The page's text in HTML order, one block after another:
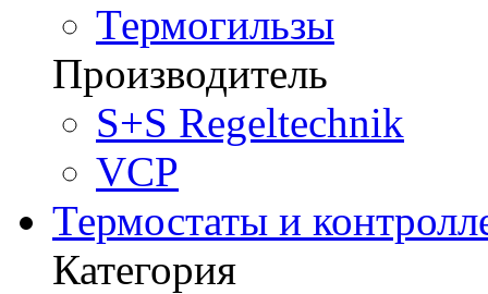
Термогильзы
Производитель
S+S Regeltechnik
VCP
Термостаты и
Категория